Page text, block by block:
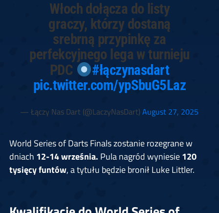
Włoch dołącza do listy
graczy, którzy dostaną
srebrną przypinkę za
perfekcyjnego lega w turnieju
PDC
#łączynasdart
pic.twitter.com/ypSbuG5Laz
— Łączy Nas Dart (@LaczyNasDart)August 27, 2025
World Series of Darts Finals zostanie rozegrane w
dniach 12-14 września. Pula nagród wyniesie120
tysięcy funtów, a tytułu będzie bronił Luke Littler.